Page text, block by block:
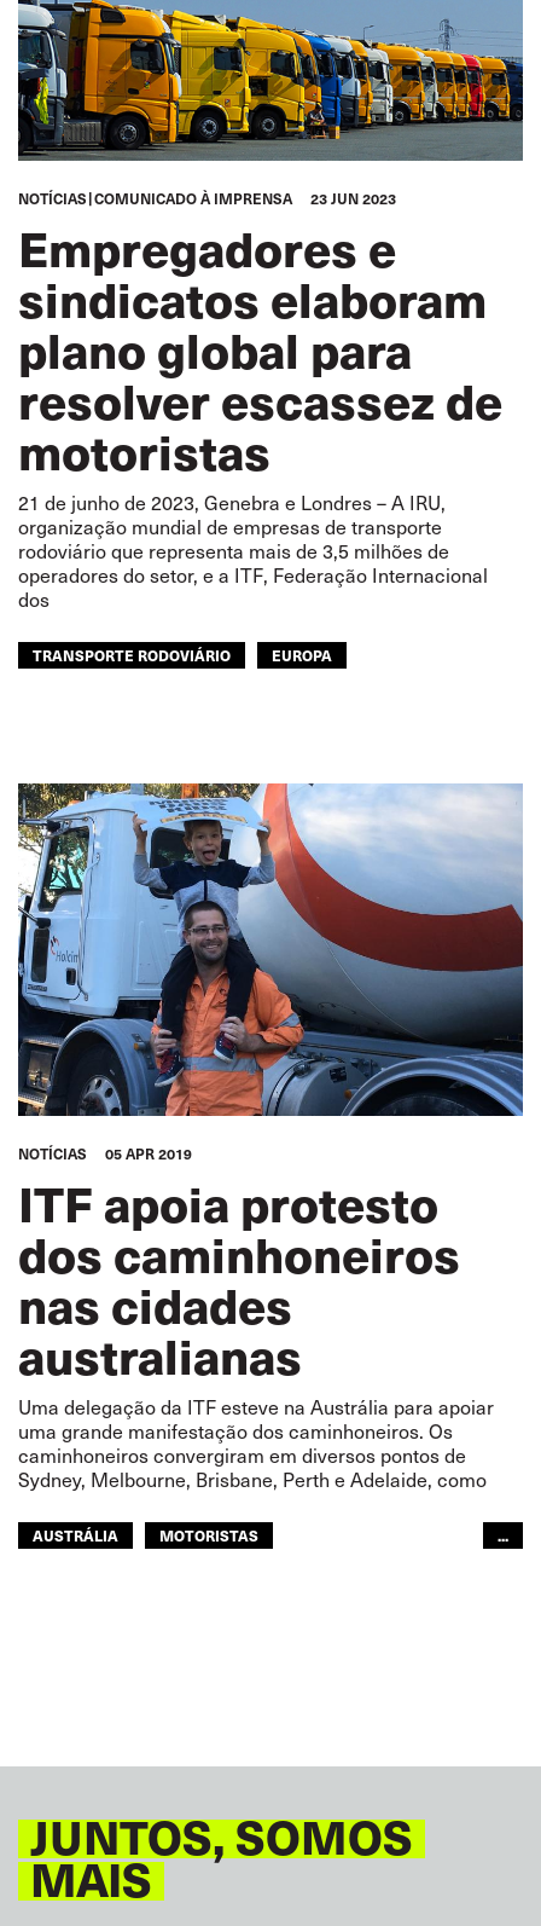
NOTÍCIAS COMUNICADO À IMPRENSA 23 JUN 2023
Empregadores e
sindicatos elaboram
plano global para
resolver escassez de
motoristas
21 de junho de 2023, Genebra e Londres – A IRU,
organização mundial de empresas de transporte
rodoviário que representa mais de 3,5 milhões de
operadores do setor, e a ITF, Federação Internacional
dos
TRANSPORTE RODOVIÁRIO EUROPA
NOTÍCIAS 05 APR 2019
ITF apoia protesto
dos caminhoneiros
nas cidades
australianas
Uma delegação da ITF esteve na Austrália para apoiar
uma grande manifestação dos caminhoneiros. Os
caminhoneiros convergiram em diversos pontos de
Sydney, Melbourne, Brisbane, Perth e Adelaide, como
AUSTRÁLIA
MOTORISTAS
...
JUNTOS, SOMOS
MAIS